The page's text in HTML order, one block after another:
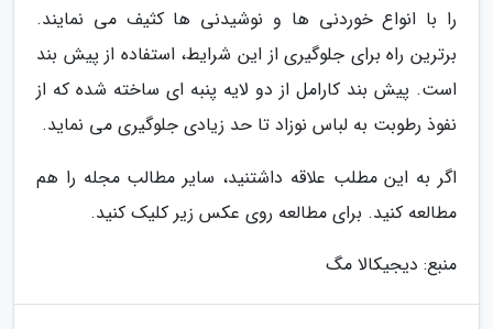
را با انواع خوردنی ها و نوشیدنی ها کثیف می نمایند.
برترین راه برای جلوگیری از این شرایط، استفاده از پیش بند
است. پیش بند کارامل از دو لایه پنبه ای ساخته شده که از
نفوذ رطوبت به لباس نوزاد تا حد زیادی جلوگیری می نماید.
اگر به این مطلب علاقه داشتنید، سایر مطالب مجله را هم
مطالعه کنید. برای مطالعه روی عکس زیر کلیک کنید.
منبع: دیجیکالا مگ